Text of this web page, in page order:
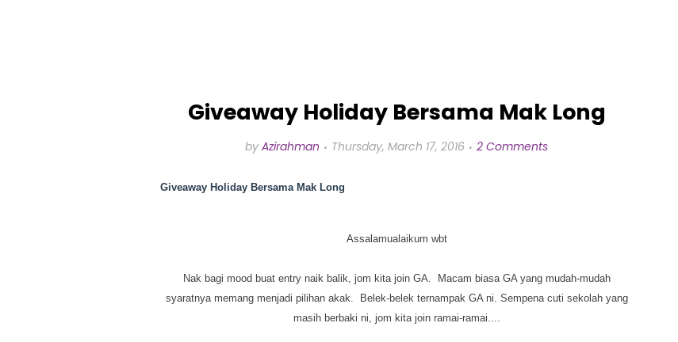
Giveaway Holiday Bersama Mak Long
by Azirahman Thursday, March 17, 2016 2 Comments
Giveaway Holiday Bersama Mak Long
Assalamualaikum wbt
Nak bagi mood buat entry naik balik, jom kita join GA. Macam biasa GA yang mudah-mudah
syaratnya memang menjadi pilihan akak. Belek-belek ternampak GA ni. Sempena cuti sekolah yang
masih berbaki ni, jom kita join ramai-ramai....